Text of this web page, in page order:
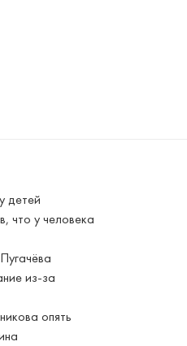
детей
что у человека
из-за
опять